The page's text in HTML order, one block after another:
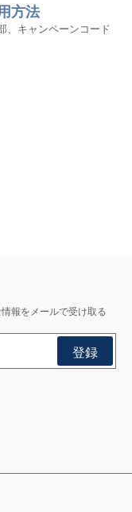
方法
、キャンペーンコード
報をメールで受け取る